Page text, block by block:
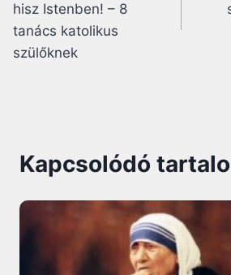
hisz Istenben! – 8
tanács katolikus
szülőknek
Kapcsolódó